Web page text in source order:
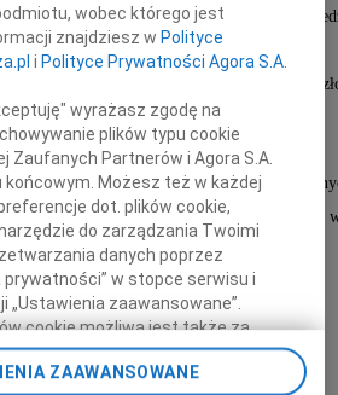
urzędnika i prawnika, człowieka ogromnej
i oddania służbie publicznej.
lata swojej pracy z poświęceniem bronił praw
stając w obronie godności i sprawiedliwości.
zaangażowanie i wrażliwość na potrzeby
wszystkich, którzy mieli zaszczyt z Nim
Rodzinie i Bliskim
składam wyrazy najgłębszego współczucia
wobec którego jest
znajdziesz w Polityce
i Polityce Prywatności Agora S.A.
wyrażasz zgodę na
plików typu cookie
Zaufanych Partnerów i Agora S.A.
Możesz też w każdej
dot. plików cookie,
do zarządzania Twoimi
danych poprzez
prywatności” w stopce serwisu i
„Ustawienia zaawansowane”.
cookie możliwa jest także za
ZAAWANSOWANE